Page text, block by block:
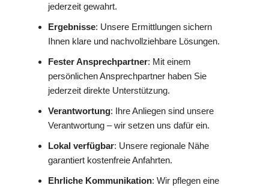
jederzeit gewahrt.
Ergebnisse: Unsere Ermittlungen sichern
Ihnen klare und nachvollziehbare Lösungen.
Fester Ansprechpartner: Mit einem
persönlichen Ansprechpartner haben Sie
jederzeit direkte Unterstützung.
Verantwortung: Ihre Anliegen sind unsere
Verantwortung – wir setzen uns dafür ein.
Lokal verfügbar: Unsere regionale Nähe
garantiert kostenfreie Anfahrten.
Ehrliche Kommunikation: Wir pflegen eine